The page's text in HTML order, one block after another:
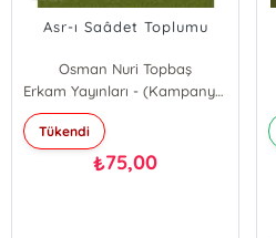
Asr-ı Saâdet Toplumu
Osman Nuri Topbaş
Erkam Yayınları - (Kampanya)
Tükendi
₺75,00